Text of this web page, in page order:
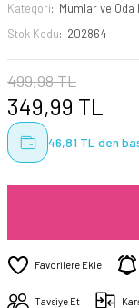
Kategori
Mumlar ve Oda
Stok Kodu
202864
499,98 TL
349,99 TL
46,81 TL den
Tavsiye Et